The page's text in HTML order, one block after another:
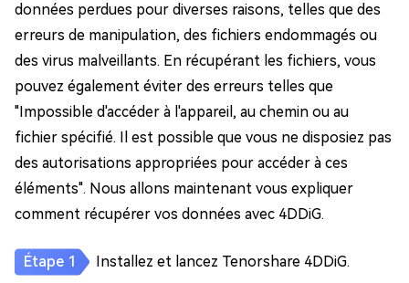
données perdues pour diverses raisons, telles que des
erreurs de manipulation, des fichiers endommagés ou
des virus malveillants. En récupérant les fichiers, vous
pouvez également éviter des erreurs telles que
"Impossible d'accéder à l'appareil, au chemin ou au
fichier spécifié. Il est possible que vous ne disposiez pas
des autorisations appropriées pour accéder à ces
éléments". Nous allons maintenant vous expliquer
comment récupérer vos données avec 4DDiG.
Installez et lancez Tenorshare 4DDiG.